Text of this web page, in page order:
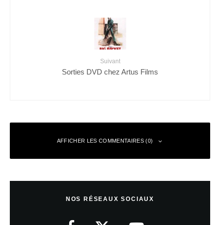
Suivant
Sorties DVD chez Artus Films
AFFICHER LES COMMENTAIRES (0)
NOS RÉSEAUX SOCIAUX